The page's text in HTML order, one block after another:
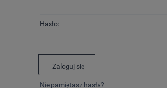
Hasło:
Zaloguj się
Nie pamiętasz hasła?